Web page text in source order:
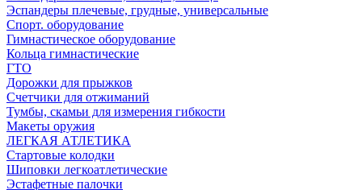
Эспандеры плечевые, грудные, универсальные
Спорт. оборудование
Гимнастическое оборудование
Кольца гимнастические
ГТО
Дорожки для прыжков
Счетчики для отжиманий
Тумбы, скамьи для измерения гибкости
Макеты оружия
ЛЕГКАЯ АТЛЕТИКА
Стартовые колодки
Шиповки легкоатлетические
Эстафетные палочки